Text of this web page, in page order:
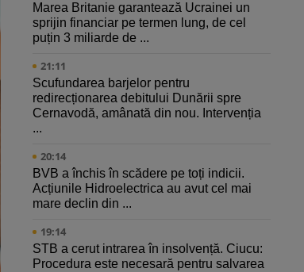
Marea Britanie garantează Ucrainei un
sprijin financiar pe termen lung, de cel
puțin 3 miliarde de ...
21:11
Scufundarea barjelor pentru
redirecționarea debitului Dunării spre
Cernavodă, amânată din nou. Intervenția
...
20:14
BVB a închis în scădere pe toți indicii.
Acțiunile Hidroelectrica au avut cel mai
mare declin din ...
19:14
STB a cerut intrarea în insolvență. Ciucu:
Procedura este necesară pentru salvarea